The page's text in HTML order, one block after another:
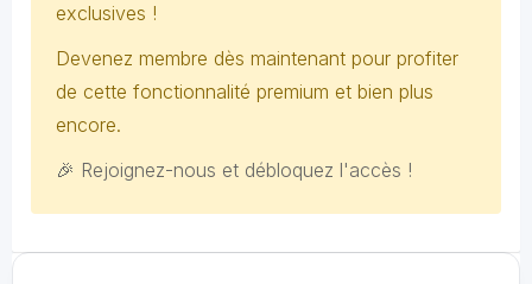
exclusives !
Devenez membre dès maintenant pour profiter
de cette fonctionnalité premium et bien plus
encore.
🎉 Rejoignez-nous et débloquez l'accès !